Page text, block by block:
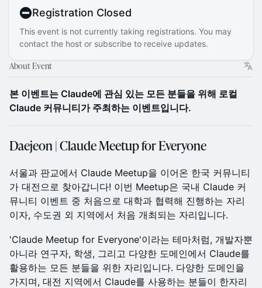
Registration Closed
This event is not currently taking registrations. You may
contact the host or subscribe to receive updates.
About Event
본 이벤트는 Claude에 관심 있는 모든 분들을 위해 로컬
Claude 커뮤니티가 주최하는 이벤트입니다.
Daejeon | Claude Meetup for Everyone
서울과 판교에서 Claude Meetup을 이어온 한국 커뮤니티
가 대전으로 찾아갑니다! 이번 Meetup은 국내 Claude 커
뮤니티 이벤트 중 처음으로 대학과 협력해 진행하는 자리
이자, 수도권 외 지역에서 처음 개최되는 자리입니다.
'Claude Meetup for Everyone'이라는 테마처럼, 개발자뿐
아니라 연구자, 학생, 그리고 다양한 도메인에서 Claude를
활용하는 모든 분들을 위한 자리입니다. 다양한 도메인을
가지며, 대전 지역에서 Claude를 사용하는 분들이 한자리